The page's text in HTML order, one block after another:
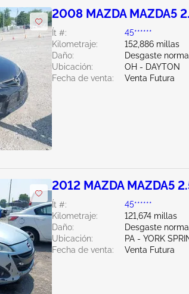
2008 MAZDA MAZDA5
Ít #:
45******
Kilometraje:
152,886 millas
Daño:
Desgaste
Ubicación:
OH - DAYTON
Fecha de venta:
Venta Futura
2012 MAZDA MAZDA5
Ít #:
45******
Kilometraje:
121,674 millas
Daño:
Desgaste
Ubicación:
PA - YORK
Fecha de venta:
Venta Futura